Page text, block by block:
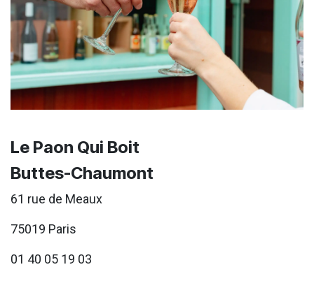
Le Paon Qui Boit
Buttes-Chaumont
61 rue de Meaux
75019 Paris
01 40 05 19 03